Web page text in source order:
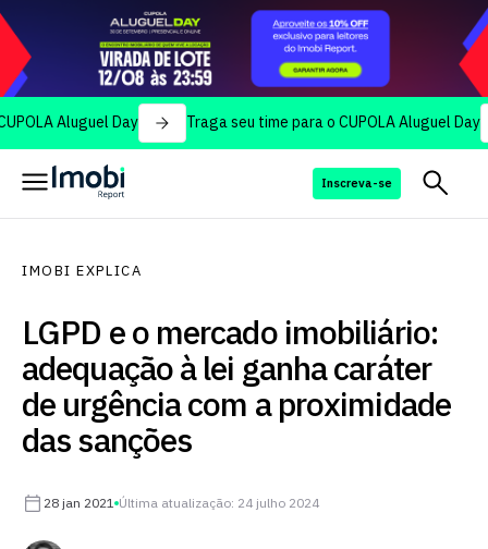
Day Traga seu time para o CUPOLA Aluguel Day
Inscreva-se
IMOBI EXPLICA
LGPD e o mercado imobiliário:
adequação à lei ganha caráter
de urgência com a proximidade
das sanções
28 jan 2021 Última atualização: 24 julho 2024